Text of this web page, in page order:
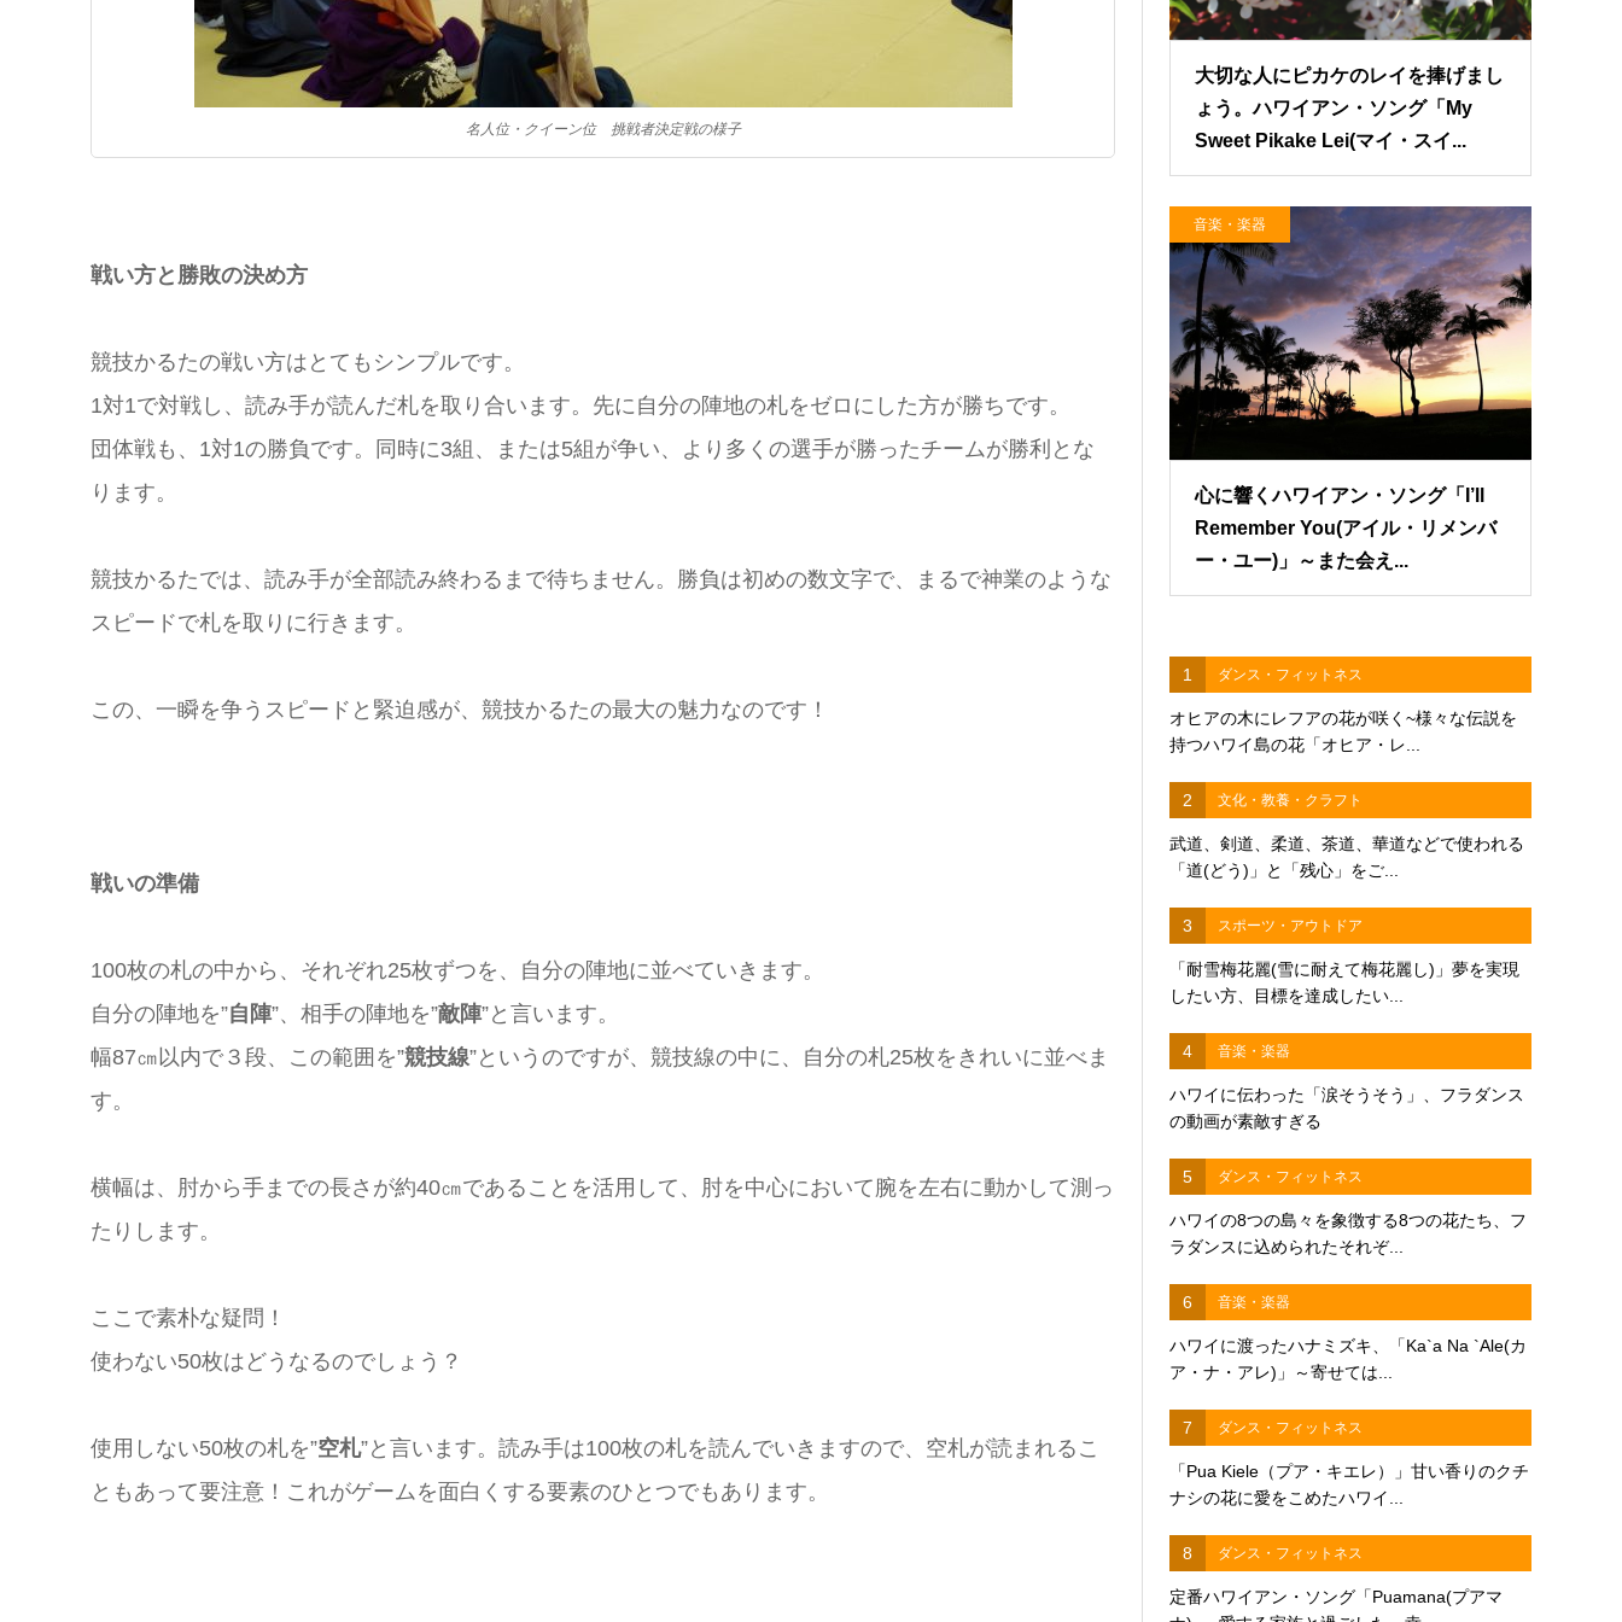
名人位・クイーン位 挑戦者決定戦の様子
戦い方と勝敗の決め方
競技かるたの戦い方はとてもシンプルです。
1対1で対戦し、読み手が読んだ札を取り合います。先に自分の陣地の札をゼロにした方が勝ちです。
団体戦も、1対1の勝負です。同時に3組、または5組が争い、より多くの選手が勝ったチームが勝利とな
ります。
競技かるたでは、読み手が全部読み終わるまで待ちません。勝負は初めの数文字で、まるで神業のような
スピードで札を取りに行きます。
この、一瞬を争うスピードと緊迫感が、競技かるたの最大の魅力なのです！
戦いの準備
100枚の札の中から、それぞれ25枚ずつを、自分の陣地に並べていきます。
自分の陣地を”自陣”、相手の陣地を”敵陣”と言います。
幅87㎝以内で３段、この範囲を”競技線”というのですが、競技線の中に、自分の札25枚をきれいに並べま
す。
横幅は、肘から手までの長さが約40㎝であることを活用して、肘を中心において腕を左右に動かして測っ
たりします。
ここで素朴な疑問！
使わない50枚はどうなるのでしょう？
使用しない50枚の札を”空札”と言います。読み手は100枚の札を読んでいきますので、空札が読まれるこ
ともあって要注意！これがゲームを面白くする要素のひとつでもあります。
大切な人にピカケのレイを捧げまし
ょう。ハワイアン・ソング「My
Sweet Pikake Lei(マイ・スイ...
音楽・楽器
心に響くハワイアン・ソング「I’ll
Remember You(アイル・リメンバ
ー・ユー)」～また会え...
1 ダンス・フィットネス
オヒアの木にレフアの花が咲く~様々な伝説を
持つハワイ島の花「オヒア・レ...
2 文化・教養・クラフト
武道、剣道、柔道、茶道、華道などで使われる
「道(どう)」と「残心」をご...
3 スポーツ・アウトドア
「耐雪梅花麗(雪に耐えて梅花麗し)」夢を実現
したい方、目標を達成したい...
4 音楽・楽器
ハワイに伝わった「涙そうそう」、フラダンス
の動画が素敵すぎる
5 ダンス・フィットネス
ハワイの8つの島々を象徴する8つの花たち、フ
ラダンスに込められたそれぞ...
6 音楽・楽器
ハワイに渡ったハナミズキ、「Ka`a Na `Ale(カ
ア・ナ・アレ)」～寄せては...
7 ダンス・フィットネス
「Pua Kiele（プア・キエレ）」甘い香りのクチ
ナシの花に愛をこめたハワイ...
8 ダンス・フィットネス
定番ハワイアン・ソング「Puamana(プアマ